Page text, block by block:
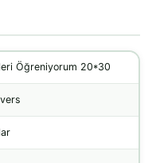
Öğreniyorum 20*30